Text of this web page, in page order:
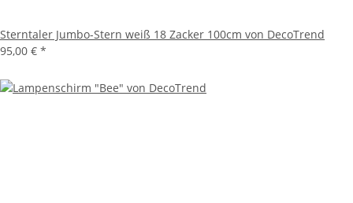
Sterntaler Jumbo-Stern weiß 18 Zacker 100cm von DecoTrend
95,00 € *